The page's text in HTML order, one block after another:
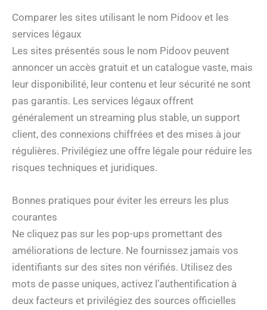
Comparer les sites utilisant le nom Pidoov et les
services légaux
Les sites présentés sous le nom Pidoov peuvent
annoncer un accès gratuit et un catalogue vaste, mais
leur disponibilité, leur contenu et leur sécurité ne sont
pas garantis. Les services légaux offrent
généralement un streaming plus stable, un support
client, des connexions chiffrées et des mises à jour
régulières. Privilégiez une offre légale pour réduire les
risques techniques et juridiques.
Bonnes pratiques pour éviter les erreurs les plus
courantes
Ne cliquez pas sur les pop-ups promettant des
améliorations de lecture. Ne fournissez jamais vos
identifiants sur des sites non vérifiés. Utilisez des
mots de passe uniques, activez l’authentification à
deux facteurs et privilégiez des sources officielles